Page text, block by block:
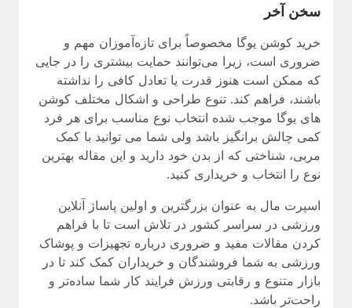
سخن آخر
خرید کوشن یوگا مخصوصاً برای تازه‌آموزان مهم و
ضروری است، زیرا می‌توانند حمایت بیشتری را در جایی
که ممکن است هنوز قدرت یا تعادل کافی را نداشته
باشند، فراهم کند. تنوع طراحی و اشکال مختلف کوشن
های یوگا موجب شده انتخاب نوع مناسب برای هر فرد
کمی چالش برانگیز باشد ولی شما می توانید با کمک
مربی، شناختی که از بدن خود دارید و این مقاله بهترین
نوع را انتخاب و خریداری کنید.
اسپرت مال به عنوان بزرگترین و اولین پاساژ آنلاین
ورزشی در سراسر کشور در تلاش است تا با فراهم
کردن مقالات مفید و ضروری درباره تجهیزات و پوشاک
ورزشی به شما فروشندگان و خریداران کمک کند تا در
بازار متنوع و رقابتی ورزش فرایند کار شما ساده‌تر و
راحت‌تر باشد.